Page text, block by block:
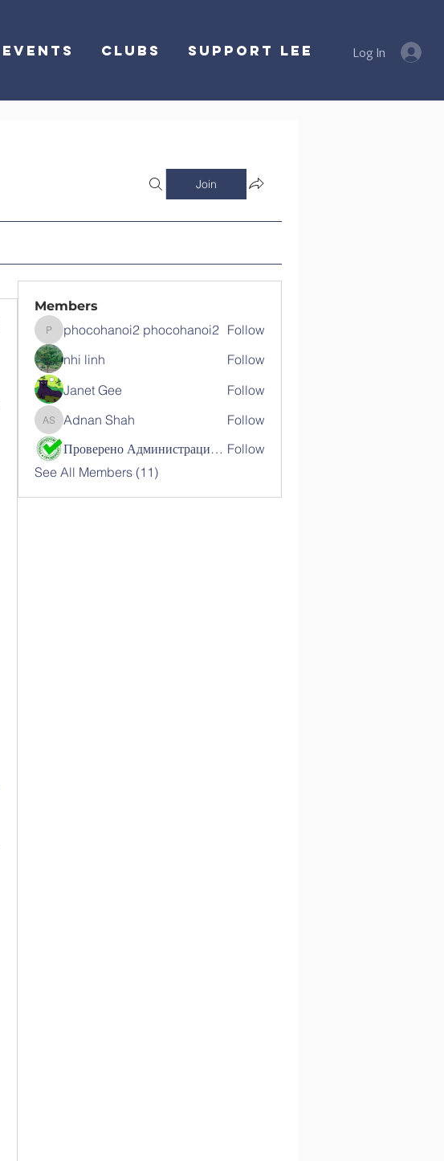
EVENTS Clubs SUPPORT LEE Log In
Join
Members
phocohanoi2 phocohanoi2
phocohanoi2 phocohanoi2 Follow
nhi linh
Follow
Janet Gee
Follow
Adnan Shah
Adnan Shah
Follow
Проверено Администрацией! Превосходный Результат! Follow
See All Members (11)